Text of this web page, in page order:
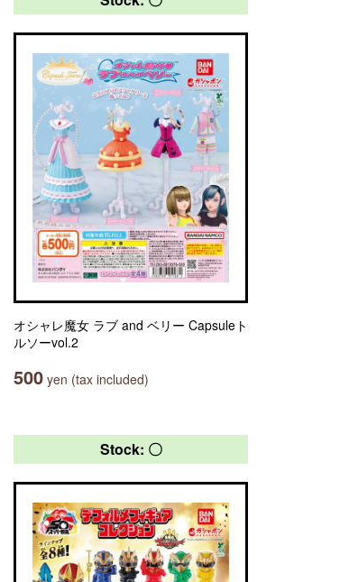
オシャレ魔女 ラブ and ベリー Capsuleト
ルソーvol.2
500 yen (tax included)
Stock: 〇